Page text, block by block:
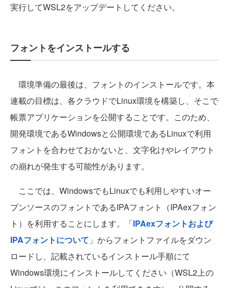
実行してWSL2をアップデートしてください。
フォントをインストールする
環境準備の最後は、フォントのインストールです。本
連載の目標は、各クラウドでLinux環境を構築し、そこで
帳票アプリケーションを公開することです。このため、
開発環境であるWindowsと公開環境であるLinuxで利用
フォントを合わせておかないと、文字化けやレイアウト
の崩れが発生する可能性があります。
ここでは、WindowsでもLinuxでも利用しやすいオー
プンソースのフォントであるIPAフォント（IPAexフォン
ト）を利用することにします。「IPAexフォントおよび
IPAフォントについて 」からフォントファイルをダウン
ロードし、記載されているインストール手順にて
Windows環境にインストールしてください（WSL2上の